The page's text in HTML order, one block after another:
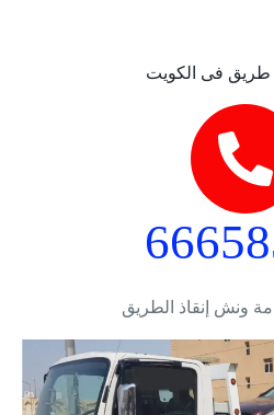
طريق فى الكويت
ونش إنقاذ الطريق